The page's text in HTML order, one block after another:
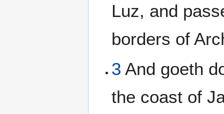
Luz, and
borders of
3 And goeth
the coast of